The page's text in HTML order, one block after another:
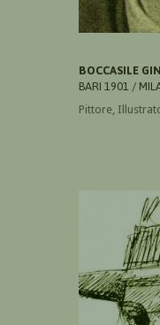
BOCCASILE
BARI 1901 /
Pittore,